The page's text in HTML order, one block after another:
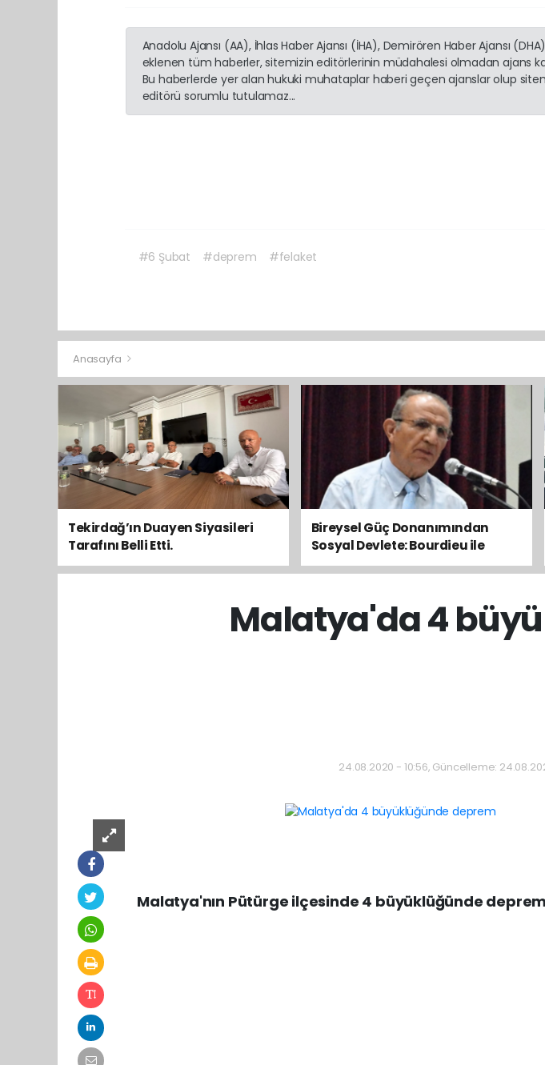
Anadolu Ajansı (AA), İhlas Haber Ajansı (İHA), Demirören Haber Ajansı
eklenen tüm haberler, sitemizin editörlerinin müdahalesi olmadan ajans
Bu haberlerde yer alan hukuki muhataplar haberi geçen ajanslar olup
editörü sorumlu tutulamaz...
#6 Şubat #deprem #felaket
Anasayfa
Tekirdağ’ın Duayen Siyasileri
Tarafını Belli Etti.
Bireysel Güç Donanımından
Sosyal Devlete: Bourdieu ile
Toplumsal Dengeyi Okumak
Malatya'da 4
24.08.2020 - 10:56, Güncelleme:
Malatya'nın Pütürge ilçesinde 4 büyüklüğünde